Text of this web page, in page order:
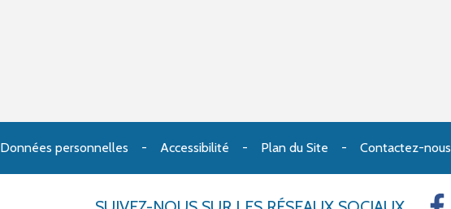
Données personnelles Accessibilité Plan du Site Contactez-nous